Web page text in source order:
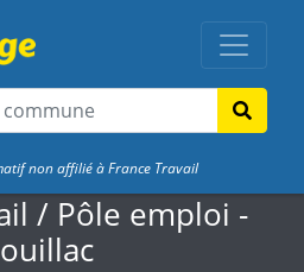
non affilié à France Travail
/ Pôle emploi -